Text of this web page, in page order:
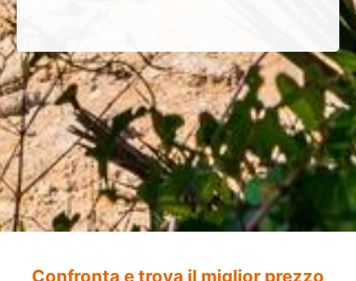
Confronta e trova il miglior prezzo